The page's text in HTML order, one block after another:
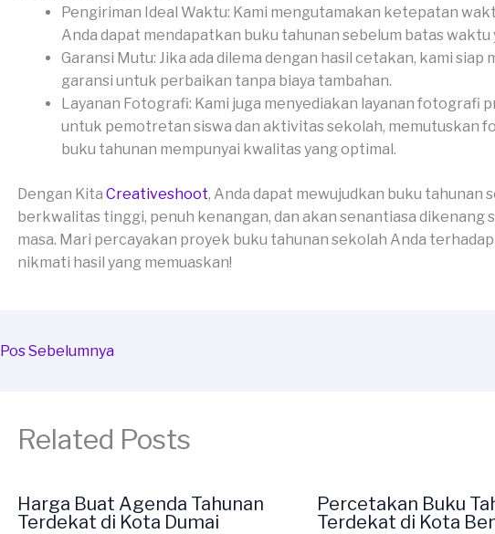
Pengiriman Ideal Waktu: Kami mengutamakan ketepatan
Anda dapat mendapatkan buku tahunan sebelum batas waktu
Garansi Mutu: Jika ada dilema dengan hasil cetakan, kami siap
garansi untuk perbaikan tanpa biaya tambahan.
Layanan Fotografi: Kami juga menyediakan layanan fotografi
untuk pemotretan siswa dan aktivitas sekolah, memutuskan
buku tahunan mempunyai kwalitas yang optimal.
Dengan Kita Creativeshoot, Anda dapat mewujudkan buku tahunan
berkwalitas tinggi, penuh kenangan, dan akan senantiasa dikenang
masa. Mari percayakan proyek buku tahunan sekolah Anda terhadap
nikmati hasil yang memuaskan!
Pos Sebelumnya
Related Posts
Harga Buat Agenda Tahunan
Terdekat di Kota Dumai
Percetakan Buku
Terdekat di Kota